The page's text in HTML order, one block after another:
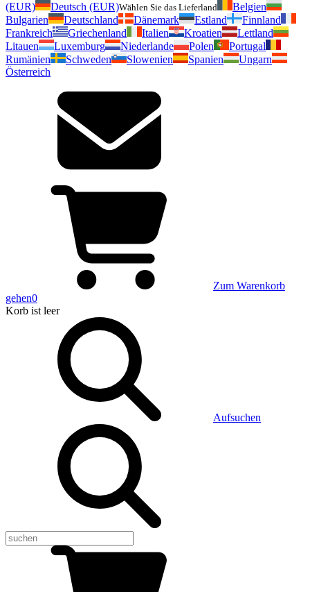
(EUR)
Deutsch (EUR)Wählen Sie das Lieferland
Belgien
Bulgarien
Deutschland Dänemark Estland
Finnland
Frankreich
Griechenland Italien Kroatien
Lettland
Litauen
Luxemburg Niederlande Polen
Portugal
Rumänien
Schweden Slowenien Spanien
Ungarn
Österreich
Zum Warenkorb
gehen0
Korb ist leer
Aufsuchen